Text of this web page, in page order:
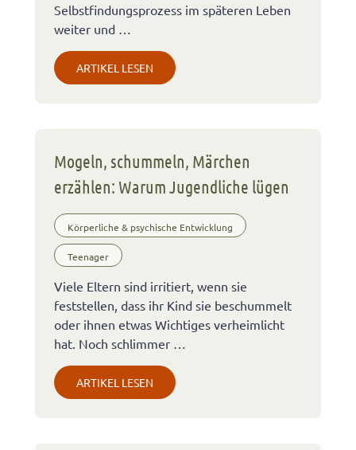
Selbstfindungsprozess im späteren Leben
weiter und …
ARTIKEL LESEN
Mogeln, schummeln, Märchen
erzählen: Warum Jugendliche lügen
Körperliche & psychische Entwicklung
Teenager
Viele Eltern sind irritiert, wenn sie
feststellen, dass ihr Kind sie beschummelt
oder ihnen etwas Wichtiges verheimlicht
hat. Noch schlimmer …
ARTIKEL LESEN